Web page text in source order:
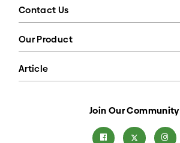
Contact Us
Our Product
Article
Join Our Community